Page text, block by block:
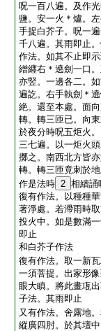
呪一百八遍。及作
鹽。安一火＊爐。
手捉白芥子。呪一
千八遍。其雨即止
作法。如其不止即
繒纒右＊遶劍一口
亦竪。一邊各二。
遍訖。右手執劍＊
絶。還至本處。面
轉。轉三匝已。向
於夜分時呪五炬火
三七遍。以一炬火
擲之。南西北方皆
轉。轉三匝竟刺於
作是法時 2 相續誦
復有作法。以種種
著淨處。若滯雨時
投火中。如是數滿
即止
和白芥子作法
復有作法。取一新
一須菩提。出家形
眼大瞋。將此畫瓨
子法。其雨即止
又有作法。舍露地
縱廣四肘。於其壇